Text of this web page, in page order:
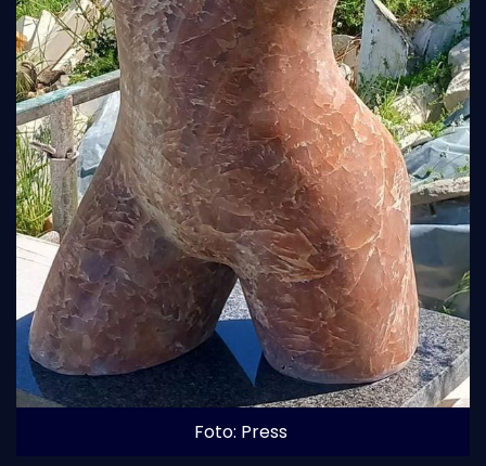
Foto: Press